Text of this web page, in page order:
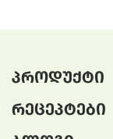
პროდუქტი
რეცეპტები